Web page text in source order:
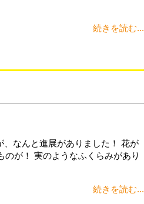
続きを読む...
なんと進展がありました！ 花が
が！ 実のようなふくらみがあり
続きを読む...